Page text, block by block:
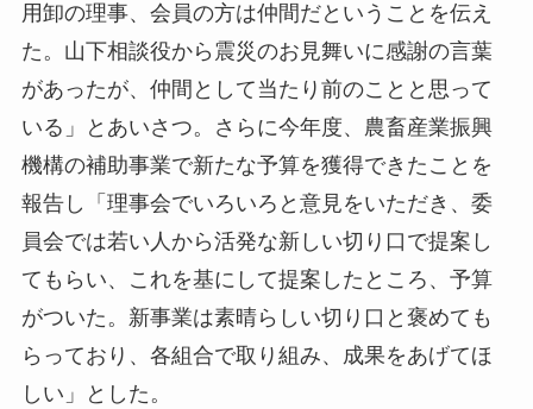
用卸の理事、会員の方は仲間だということを伝え
た。山下相談役から震災のお見舞いに感謝の言葉
があったが、仲間として当たり前のことと思って
いる」とあいさつ。さらに今年度、農畜産業振興
機構の補助事業で新たな予算を獲得できたことを
報告し「理事会でいろいろと意見をいただき、委
員会では若い人から活発な新しい切り口で提案し
てもらい、これを基にして提案したところ、予算
がついた。新事業は素晴らしい切り口と褒めても
らっており、各組合で取り組み、成果をあげてほ
しい」とした。